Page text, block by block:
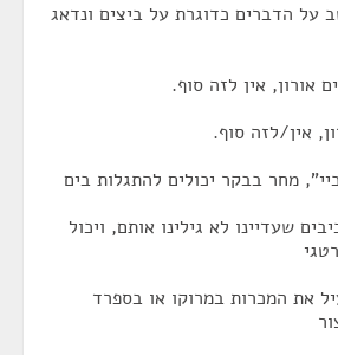
על הדברים כדוגרת על ביצים ונדאג
אורון, אין לזה סוף.
אין/לזה סוף.
מחר בבקר יכולים להתגלות בים
שעדיינו לא גילינו אותם, ויכול
את המכרות במרוקו או בספרד